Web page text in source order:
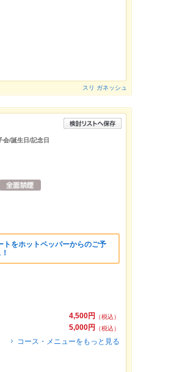
スリ ガネッシュ
会/誕生日/記念日
トをホットペッパーからのご予
4,500円
（税込）
5,000円
（税込）
コース・メニューをもっと見る